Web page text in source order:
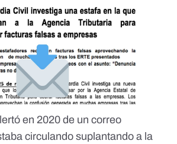
en 2020 de un correo
circulando suplantando a la